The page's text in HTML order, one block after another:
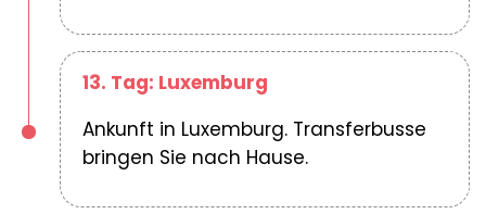
13. Tag: Luxemburg
Ankunft in Luxemburg. Transferbusse
bringen Sie nach Hause.